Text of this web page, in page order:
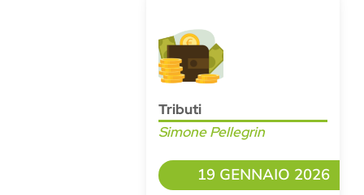
Tributi
Simone Pellegrin
19 GENNAIO 2026